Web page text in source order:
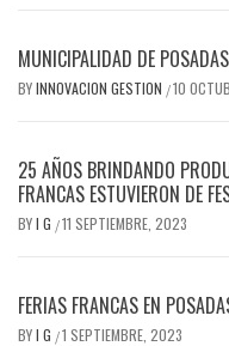
MUNICIPALIDAD DE
BYINNOVACION GESTION /10
25 AÑOS BRINDANDO
FRANCAS ESTUVIERON DE
BYI G /11 SEPTIEMBRE, 2023
FERIAS FRANCAS EN
BYI G /1 SEPTIEMBRE, 2023